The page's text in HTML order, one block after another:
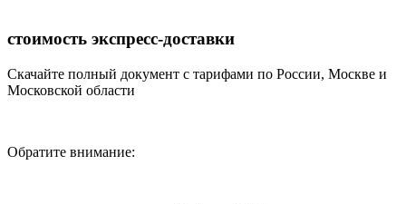
стоимость экспресс-доставки
Скачайте полный документ с тарифами по России, Москве и
Московской области
Обратите внимание: